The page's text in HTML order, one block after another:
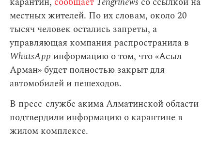
местных жителей. По их словам, около 20
тысяч человек остались запреты, а
управляющая компания распространила в
WhatsApp информацию о том, что «Асыл
Арман» будет полностью закрыт для
автомобилей и пешеходов.
В пресс-службе акима Алматинской области
подтвердили информацию о карантине в
жилом комплексе.